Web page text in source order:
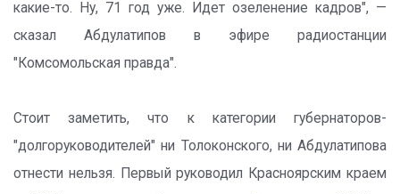
какие-то. Ну, 71 год уже. Идет озеленение кадров", —
сказал Абдулатипов в эфире радиостанции
"Комсомольская правда".
Стоит заметить, что к категории губернаторов-
"долгоруководителей" ни Толоконского, ни Абдулатипова
отнести нельзя. Первый руководил Красноярским краем